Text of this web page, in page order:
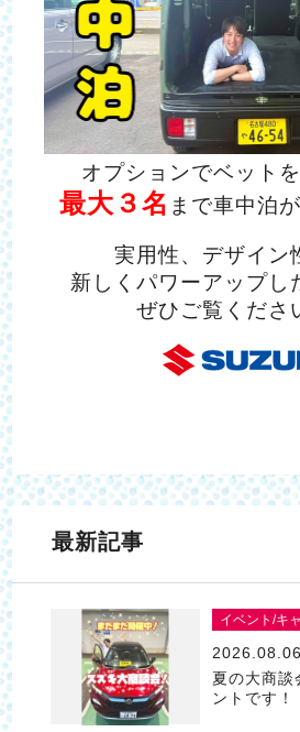
オプションでベット
最大３名 まで車中泊
実用性、デザイン
新しくパワーアップし
ぜひご覧くださ
最新記事
イベント/キ
2026.08.06
夏の大商談
ントです！